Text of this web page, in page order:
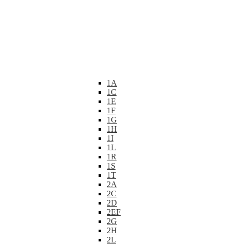
1A
1C
1E
1F
1G
1H
1I
1L
1R
1S
1T
2A
2C
2D
2EF
2G
2H
2L